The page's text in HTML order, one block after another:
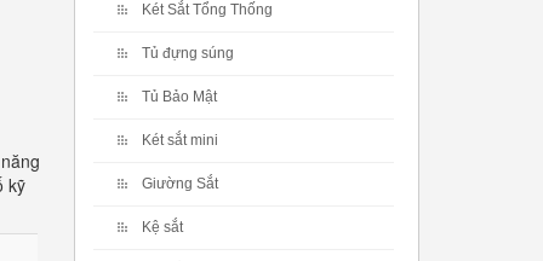
kỹ
Két Sắt Tổng Thống
Tủ đựng súng
Tủ Bảo Mật
Két sắt mini
Giường Sắt
Kệ sắt